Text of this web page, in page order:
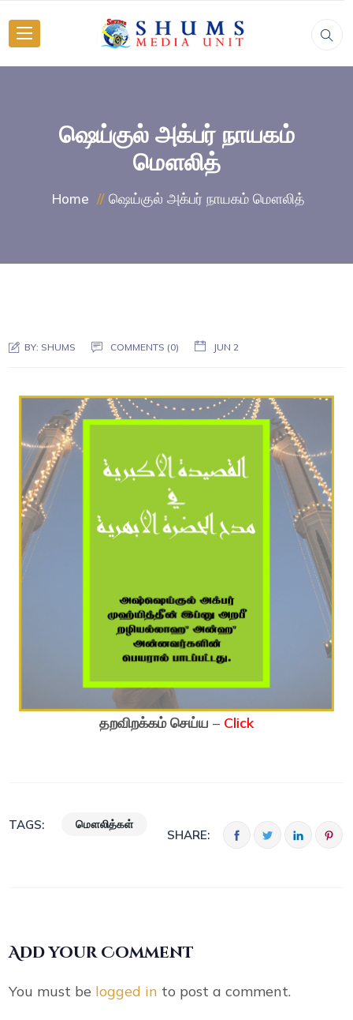
ஷெய்குல் அக்பர் நாயகம்
மௌலித்
Home ஷெய்குல் அக்பர் நாயகம் மௌலித்
BY: SHUMS COMMENTS (0) JUN 2
தறவிறக்கம் செய்ய – Click
TAGS: மௌலித்கள்
SHARE:
Add your Comment
You must be logged in to post a comment.